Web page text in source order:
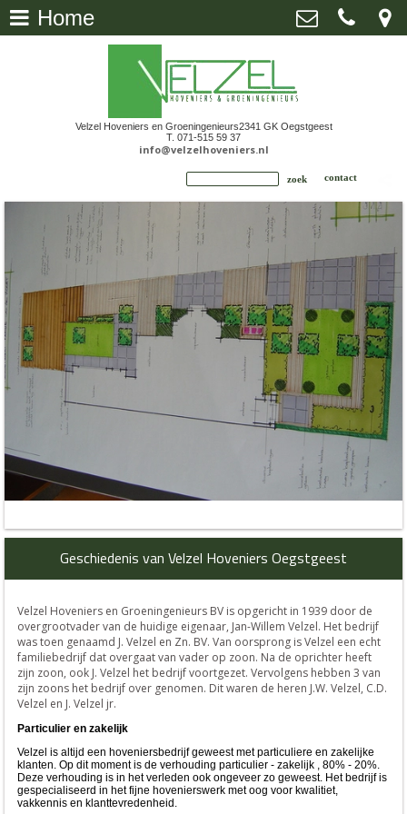
>
>
Onderhoud bij bedrijven >
>
Velzel Hoveniers en Groeningenieurs
De Kempenaerstraat 109, 2341 GK
Oegstgeest
071-515 59 37
info@velzelhoveniers.nl
Home
Velzel Hoveniers en Groeningenieurs2341 GK Oegstgeest
T. 071-515 59 37
info@velzelhoveniers.nl
Geschiedenis van Velzel Hoveniers Oegstgeest
Velzel Hoveniers en Groeningenieurs BV is opgericht in 1939 door de
overgrootvader van de huidige eigenaar, Jan-Willem Velzel. Het bedrijf
was toen genaamd J. Velzel en Zn. BV. Van oorsprong is Velzel een echt
familiebedrijf dat overgaat van vader op zoon. Na de oprichter heeft
zijn zoon, ook J. Velzel het bedrijf voortgezet. Vervolgens hebben 3 van
zijn zoons het bedrijf over genomen. Dit waren de heren J.W. Velzel, C.D.
Velzel en J. Velzel jr.
Particulier en zakelijk
Velzel is altijd een hoveniersbedrijf geweest met particuliere en zakelijke
klanten. Op dit moment is de verhouding particulier - zakelijk , 80% - 20%.
Deze verhouding is in het verleden ook ongeveer zo geweest. Het bedrijf is
gespecialiseerd in het fijne hovenierswerk met oog voor kwalitiet,
vakkennis en klanttevredenheid.